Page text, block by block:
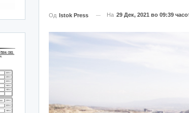
Од Istok Press На 29 Дек, 2021 во 09:39